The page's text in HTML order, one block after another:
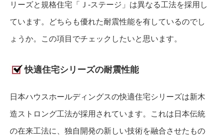
リーズと規格住宅「Ｊ-ステージ」は異なる工法を採用し
ています。どちらも優れた耐震性能を有しているのでし
ょうか。この項目でチェックしたいと思います。
快適住宅シリーズの耐震性能
日本ハウスホールディングスの快適住宅シリーズは新木
造ストロング工法が採用されています。これは日本伝統
の在来工法に、独自開発の新しい技術を融合させたもの